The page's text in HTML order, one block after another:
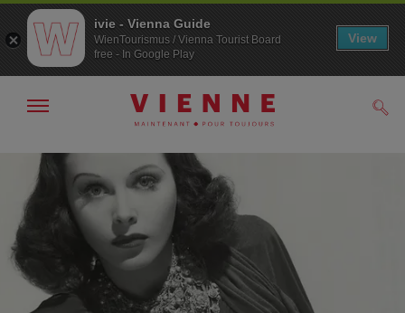
Navigation
Contenu
Afficher
la
navigation
ivie - Vienna Guide
WienTourismus / Vienna Tourist Board
free - In Google Play
View